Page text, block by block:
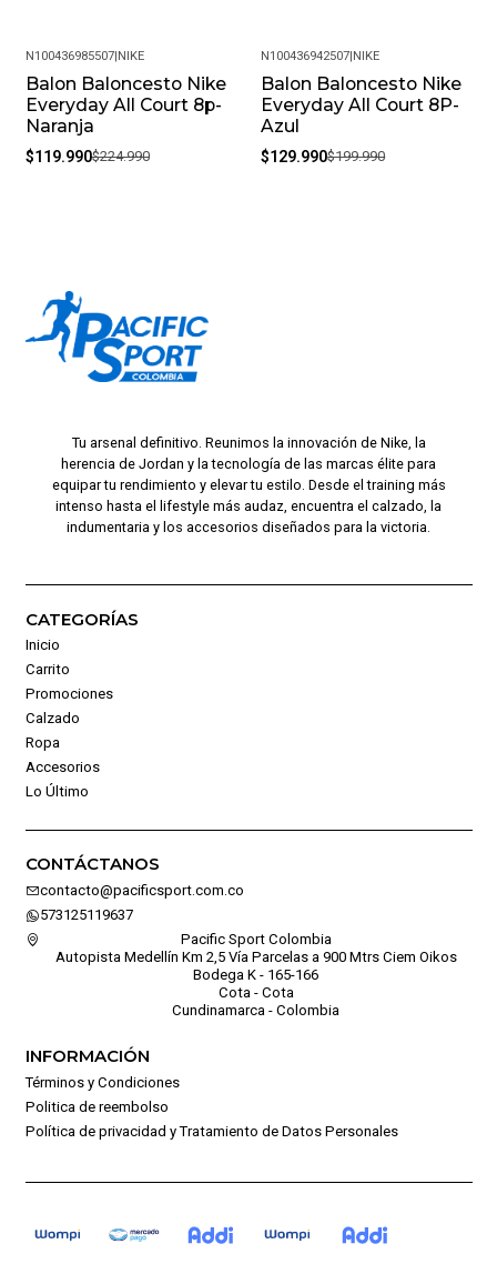
-47%
N100436985507|NIKE
Balon Baloncesto Nike
Everyday All Court 8p-
Naranja
$119.990$224.990
-35%
N100436942507|NIKE
Balon Baloncesto Nike
Everyday All Court 8P-
Azul
$129.990$199.990
Tu arsenal definitivo. Reunimos la innovación de Nike, la
herencia de Jordan y la tecnología de las marcas élite para
equipar tu rendimiento y elevar tu estilo. Desde el training más
intenso hasta el lifestyle más audaz, encuentra el calzado, la
indumentaria y los accesorios diseñados para la victoria.
CATEGORÍAS
Inicio
Carrito
Promociones
Calzado
Ropa
Accesorios
Lo Último
CONTÁCTANOS
contacto@pacificsport.com.co
573125119637
Pacific Sport Colombia
Autopista Medellín Km 2,5 Vía Parcelas a 900 Mtrs Ciem Oikos
Bodega K - 165-166
Cota - Cota
Cundinamarca - Colombia
INFORMACIÓN
Términos y Condiciones
Politica de reembolso
Política de privacidad y Tratamiento de Datos Personales